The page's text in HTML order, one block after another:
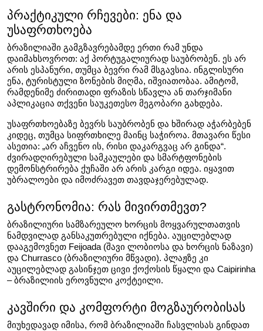
პრაქტიკული რჩევები: ენა და
უსაფრთხოება
ბრაზილიაში გამგზავრებამდე ერთი რამ უნდა
დაიმახსოვროთ: აქ პორტუგალიურად საუბრობენ. ეს არ
არის ესპანური, თუმცა ბევრი რამ მსგავსია. ინგლისური
ენა, ტურისტული ზონების მიღმა, იშვიათობაა. ამიტომ,
რამდენიმე ძირითადი ფრაზის სწავლა ან თარჯიმანი
აპლიკაცია თქვენი საუკეთესო მეგობარი გახდება.
უსაფრთხოებაზე ბევრს საუბრობენ და ხშირად აჭარბებენ
კიდეც, თუმცა სიფრთხილე მაინც საჭიროა. მთავარი წესი
ასეთია: „არ აჩვენო ის, რისი დაკარგვაც არ გინდა“.
ძვირადღირებული სამკაულები და სმარტფონების
დემონსტრირება ქუჩაში არ არის კარგი იდეა. იყავით
უბრალოები და იმოძრავეთ თავდაჯერებულად.
გასტრონომია: რას მივირთმევთ?
ბრაზილიური სამზარეულო ხორცის მოყვარულთათვის
ნამდვილად განსაკუთრებული იქნება. აუცილებლად
დააგემოვნეთ Feijoada (შავი ლობიოსა და ხორცის ნაზავი)
და Churrasco (ბრაზილიური მწვადი). პლაჟზე კი
აუცილებლად გასინჯეთ ცივი ქოქოსის წყალი და Caipirinha
– ბრაზილიის ეროვნული კოქტეილი.
კავშირი და კომფორტი მოგზაურობისას
მიუხედავად იმისა, რომ ბრაზილიაში ჩასვლისას გინდათ